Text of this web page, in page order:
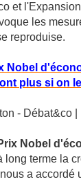
et
les
reproduise.
Nobel
plus si on
- Débat&co
Nobel
long terme la
a accordé